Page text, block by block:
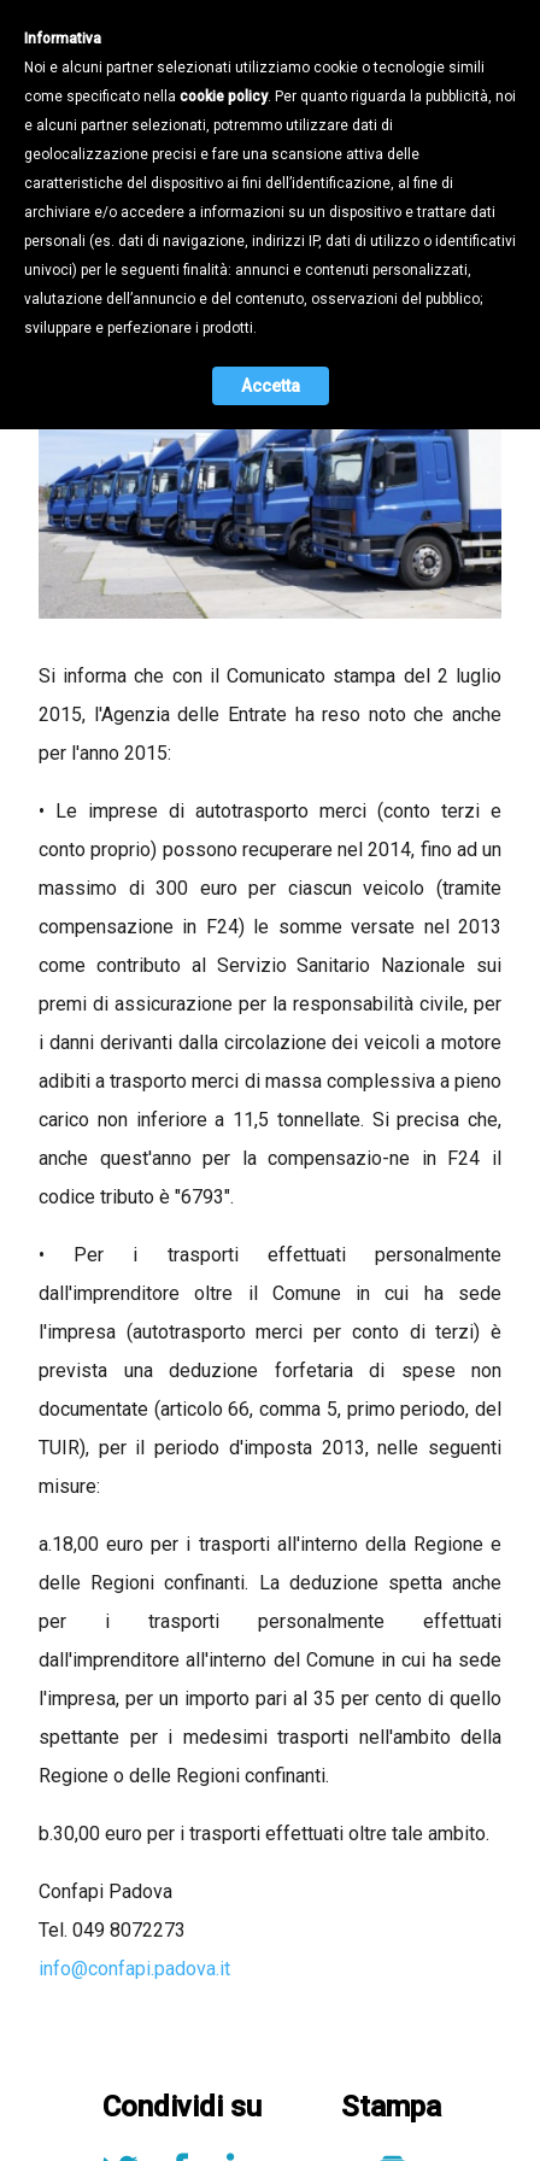
Autotrasportatori: Recupero fino a
300 € per veicolo
09.07.2015
Si informa che con il Comunicato stampa del 2 luglio
2015, l'Agenzia delle Entrate ha reso noto che anche
per l'anno 2015:
• Le imprese di autotrasporto merci (conto terzi e
conto proprio) possono recuperare nel 2014, fino ad un
massimo di 300 euro per ciascun veicolo (tramite
compensazione in F24) le somme versate nel 2013
come contributo al Servizio Sanitario Nazionale sui
premi di assicurazione per la responsabilità civile, per
i danni derivanti dalla circolazione dei veicoli a motore
adibiti a trasporto merci di massa complessiva a pieno
carico non inferiore a 11,5 tonnellate. Si precisa che,
anche quest'anno per la compensazio-ne in F24 il
codice tributo è "6793".
• Per i trasporti effettuati personalmente
dall'imprenditore oltre il Comune in cui ha sede
l'impresa (autotrasporto merci per conto di terzi) è
prevista una deduzione forfetaria di spese non
documentate (articolo 66, comma 5, primo periodo, del
TUIR), per il periodo d'imposta 2013, nelle seguenti
misure:
a.18,00 euro per i trasporti all'interno della Regione e
delle Regioni confinanti. La deduzione spetta anche
per i trasporti personalmente effettuati
dall'imprenditore all'interno del Comune in cui ha sede
l'impresa, per un importo pari al 35 per cento di quello
spettante per i medesimi trasporti nell'ambito della
Regione o delle Regioni confinanti.
b.30,00 euro per i trasporti effettuati oltre tale ambito.
Confapi Padova
Tel. 049 8072273
info@confapi.padova.it
Condividi su Stampa
Informativa
Noi e alcuni partner selezionati utilizziamo cookie o tecnologie simili
come specificato nella cookie policy. Per quanto riguarda la pubblicità, noi
e alcuni partner selezionati, potremmo utilizzare dati di
geolocalizzazione precisi e fare una scansione attiva delle
caratteristiche del dispositivo ai fini dell’identificazione, al fine di
archiviare e/o accedere a informazioni su un dispositivo e trattare dati
personali (es. dati di navigazione, indirizzi IP, dati di utilizzo o identificativi
univoci) per le seguenti finalità: annunci e contenuti personalizzati,
valutazione dell’annuncio e del contenuto, osservazioni del pubblico;
sviluppare e perfezionare i prodotti.
Accetta